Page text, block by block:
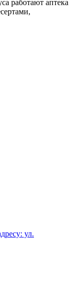
работают аптека
ул.